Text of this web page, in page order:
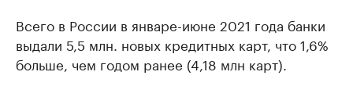
Всего в России в январе-июне 2021 года банки
выдали 5,5 млн. новых кредитных карт, что 1,6%
больше, чем годом ранее (4,18 млн карт).